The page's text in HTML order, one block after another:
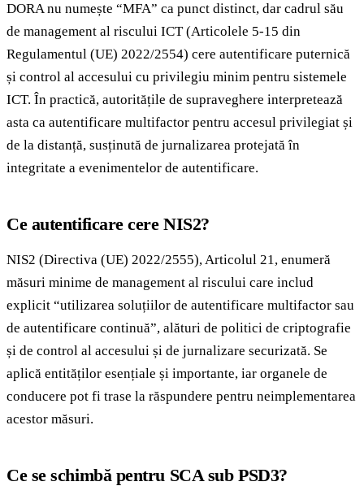
DORA nu numește “MFA” ca punct distinct, dar cadrul său
de management al riscului ICT (Articolele 5-15 din
Regulamentul (UE) 2022/2554) cere autentificare puternică
și control al accesului cu privilegiu minim pentru sistemele
ICT. În practică, autoritățile de supraveghere interpretează
asta ca autentificare multifactor pentru accesul privilegiat și
de la distanță, susținută de jurnalizarea protejată în
integritate a evenimentelor de autentificare.
Ce autentificare cere NIS2?
NIS2 (Directiva (UE) 2022/2555), Articolul 21, enumeră
măsuri minime de management al riscului care includ
explicit “utilizarea soluțiilor de autentificare multifactor sau
de autentificare continuă”, alături de politici de criptografie
și de control al accesului și de jurnalizare securizată. Se
aplică entităților esențiale și importante, iar organele de
conducere pot fi trase la răspundere pentru neimplementarea
acestor măsuri.
Ce se schimbă pentru SCA sub PSD3?